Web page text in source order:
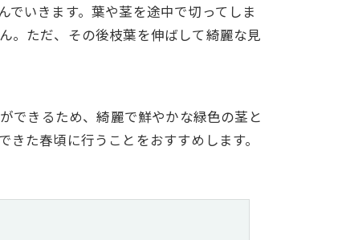
いきます。葉や茎を途中で切ってしま
。ただ、その後枝葉を伸ばして綺麗な見
できるため、綺麗で鮮やかな緑色の茎と
た春頃に行うことをおすすめします。